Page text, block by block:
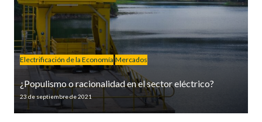
Electrificación de la Economía Mercados
¿Populismo o racionalidad en el sector eléctrico?
23 de septiembre de 2021